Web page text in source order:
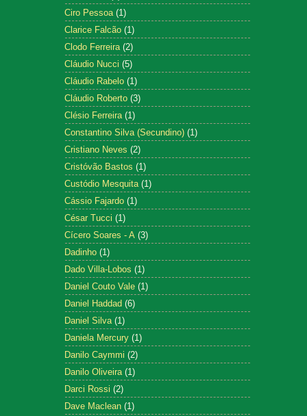
Ciro Pessoa (1)
Clarice Falcão (1)
Clodo Ferreira (2)
Cláudio Nucci (5)
Cláudio Rabelo (1)
Cláudio Roberto (3)
Clésio Ferreira (1)
Constantino Silva (Secundino) (1)
Cristiano Neves (2)
Cristóvão Bastos (1)
Custódio Mesquita (1)
Cássio Fajardo (1)
César Tucci (1)
Cícero Soares - A (3)
Dadinho (1)
Dado Villa-Lobos (1)
Daniel Couto Vale (1)
Daniel Haddad (6)
Daniel Silva (1)
Daniela Mercury (1)
Danilo Caymmi (2)
Danilo Oliveira (1)
Darci Rossi (2)
Dave Maclean (1)